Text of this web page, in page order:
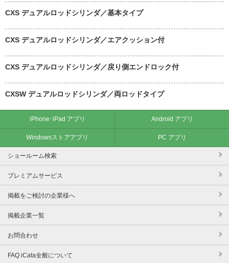
CXS デュアルロッドシリンダ／基本タイプ
CXS デュアルロッドシリンダ／エアクッション付
CXS デュアルロッドシリンダ／戻り側エンドロック付
CXSW デュアルロッドシリンダ／両ロッドタイプ
iPhone･iPad アプリ Android アプリ
Windowsストアアプリ PC アプリ
ショールーム検索
プレミアムサービス
掲載をご検討の企業様へ
掲載企業一覧
お問合わせ
FAQ iCata全般について